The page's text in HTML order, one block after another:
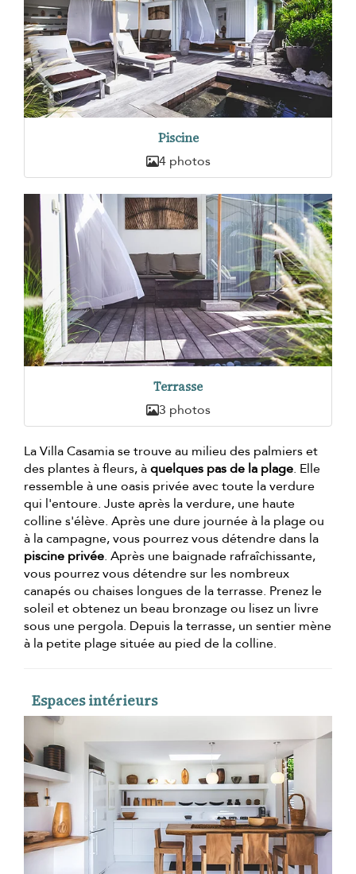
Piscine
4 photos
Terrasse
3 photos
La Villa Casamia se trouve au milieu des palmiers et
des plantes à fleurs, àquelques pas de la plage. Elle
ressemble à une oasis privée avec toute la verdure
qui l'entoure. Juste après la verdure, une haute
colline s'élève. Après une dure journée à la plage ou
à la campagne, vous pourrez vous détendre dans la
piscine privée. Après une baignade rafraîchissante,
vous pourrez vous détendre sur les nombreux
canapés ou chaises longues de la terrasse. Prenez le
soleil et obtenez un beau bronzage ou lisez un livre
sous une pergola. Depuis la terrasse, un sentier mène
à la petite plage située au pied de la colline.
Espaces intérieurs